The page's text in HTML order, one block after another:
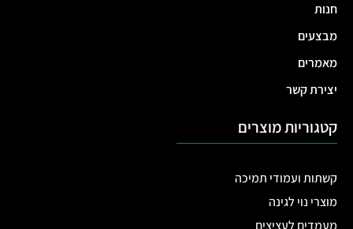
חנות
מבצעים
מאמרים
יצירת קשר
קטגוריות מוצרים
קשתות ועמודי תמיכה
מוצרי נוי לגינה
מעמדים לעציצים